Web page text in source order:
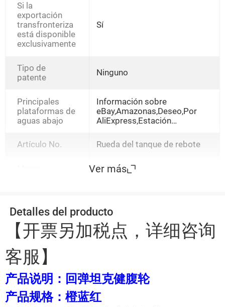
Si la
exportación
transfronteriza
está disponible
exclusivamente
Sí
Tipo de
patente
Ninguno
Principales
plataformas de
aguas abajo
Información sobre
eBay,Amazonas,Deseo,Por
AliExpress,Estación
Artículo No.
Rueda del tanque de rebote
Oujian
Ver más
Detalles del producto
【开票另加税点，详细咨询
客服】
产品说明：回弹坦克健腹轮
产品规格：橙蓝红